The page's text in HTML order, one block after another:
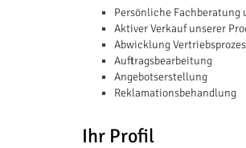
Persönliche Fachberatung
Aktiver Verkauf unserer
Abwicklung
Auftragsbearbeitung
Angebotserstellung
Reklamationsbehandlung
Ihr Profil